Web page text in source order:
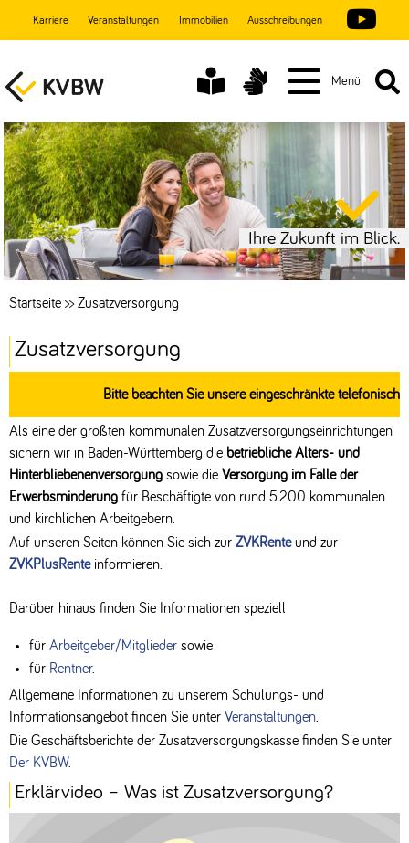
Karriere Veranstaltungen Immobilien Ausschreibungen
Menü
Ihre Zukunft im Blick.
Startseite >>Zusatzversorgung
Zusatzversorgung
Bitte beachten Sie unsere eingeschränkte telefonische
Als eine der größten kommunalen Zusatzversorgungseinrichtungen
sichern wir in Baden-Württemberg die betriebliche Alters- und
Hinterbliebenenversorgung sowie die Versorgung im Falle der
Erwerbsminderung für Beschäftigte von rund 5.200 kommunalen
und kirchlichen Arbeitgebern.
Auf unseren Seiten können Sie sich zur ZVKRenteund zur
ZVKPlusRenteinformieren.
Darüber hinaus finden Sie Informationen speziell
für Arbeitgeber/Mitgliedersowie
für Rentner.
Allgemeine Informationen zu unserem Schulungs- und
Informationsangebot finden Sie unter Veranstaltungen
Die Geschäftsberichte der Zusatzversorgungskasse finden Sie unter
Der KVBW.
Erklärvideo – Was ist Zusatzversorgung?